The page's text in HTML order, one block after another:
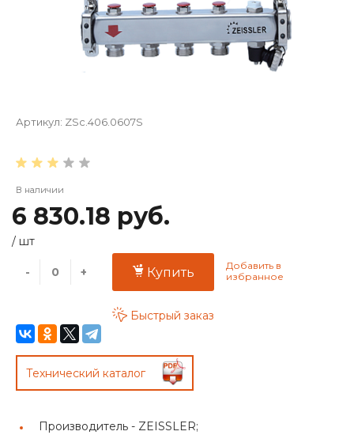
Артикул: ZSc.406.0607S
В наличии
6 830.18 руб.
/ шт
- + Купить
Быстрый заказ
Технический каталог
Производитель - ZEISSLER;